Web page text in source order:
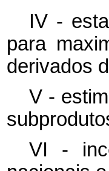
IV -
para
derivados
V -
VI -